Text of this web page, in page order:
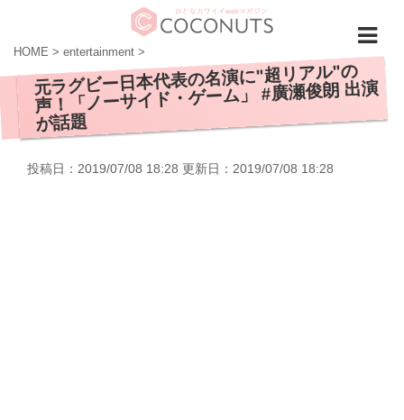
HOME > entertainment >
元ラグビー日本代表の名演に"超リアル"の
声！「ノーサイド・ゲーム」 #廣瀬俊朗 出演
が話題
投稿日：2019/07/08 18:28 更新日： 2019/07/08 18:28